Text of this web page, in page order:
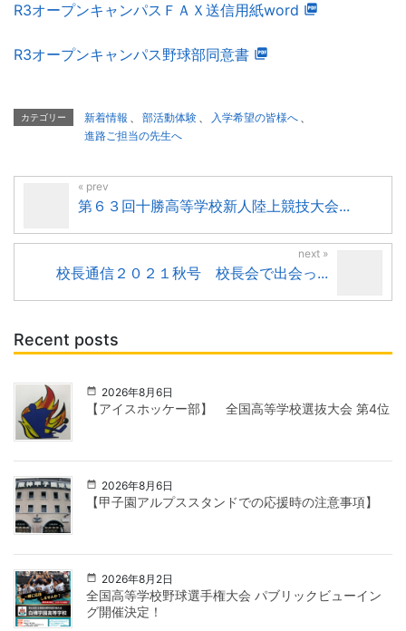
R3オープンキャンパスＦＡＸ送信用紙word
R3オープンキャンパス野球部同意書
カテゴリー 新着情報 部活動体験 入学希望の皆様へ
進路ご担当の先生へ
第６３回十勝高等学校新人陸上競技大会...
校長通信２０２１秋号 校長会で出会っ...
Recent posts
2026年8月6日
【アイスホッケー部】 全国高等学校選抜大会 第4位
2026年8月6日
【甲子園アルプススタンドでの応援時の注意事項】
2026年8月2日
全国高等学校野球選手権大会 パブリックビューイン
グ開催決定！